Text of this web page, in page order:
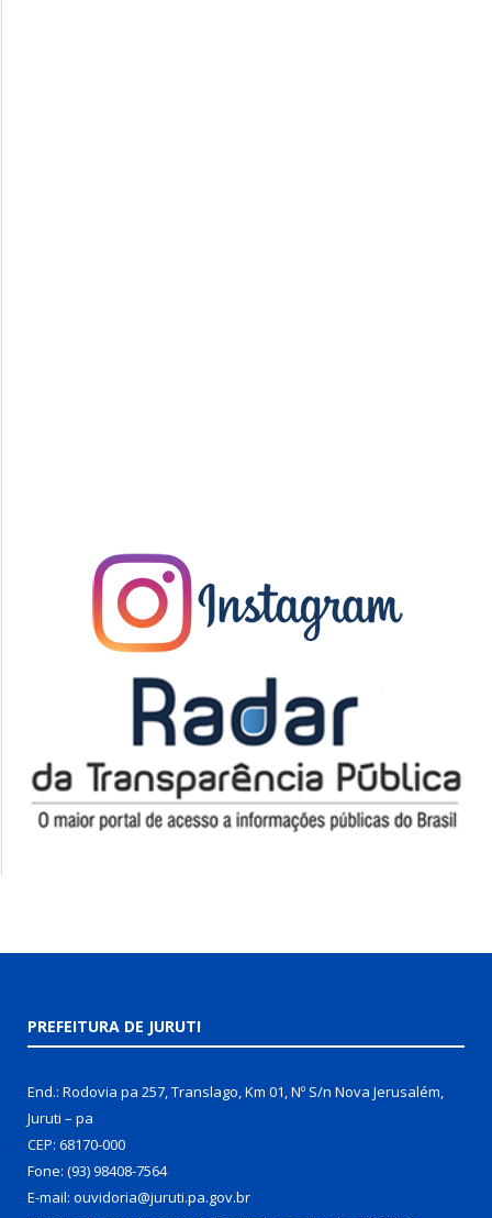
PREFEITURA DE JURUTI
End.: Rodovia pa 257, Translago, Km 01, Nº S/n Nova Jerusalém,
Juruti – pa
CEP: 68170-000
Fone: (93) 98408-7564
E-mail: ouvidoria@juruti.pa.gov.br